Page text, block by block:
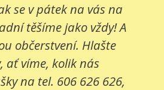
se v pátek na vás na
těšíme jako vždy! A
občerstvení. Hlašte
ať víme, kolik nás
na tel. 606 626 626,